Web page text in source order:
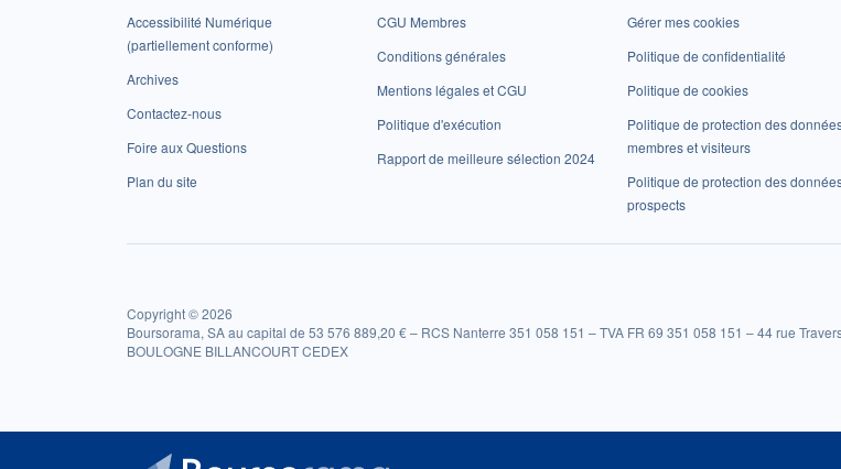
Accessibilité Numérique
(partiellement conforme)
Archives
Contactez-nous
Foire aux Questions
Plan du site
CGU Membres
Conditions générales
Mentions légales et CGU
Politique d'exécution
Rapport de meilleure sélection 2024
Gérer mes cookies
Politique de confidentialité
Politique de cookies
Politique de protection des
membres et visiteurs
Politique de protection des
prospects
Copyright © 2026
Boursorama, SA au capital de 53 576 889,20 € – RCS Nanterre 351 058 151 – TVA FR 69 351 058 151 – 44 rue
BOULOGNE BILLANCOURT CEDEX